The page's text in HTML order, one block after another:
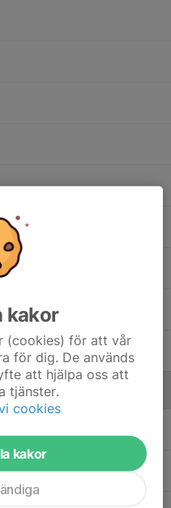
kakor
(cookies) för att vår
för dig. De används
att hjälpa oss att
tjänster.
cookies
kakor